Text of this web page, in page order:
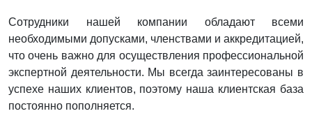
Сотрудники нашей компании обладают всеми
необходимыми допусками, членствами и аккредитацией,
что очень важно для осуществления профессиональной
экспертной деятельности. Мы всегда заинтересованы в
успехе наших клиентов, поэтому наша клиентская база
постоянно пополняется.